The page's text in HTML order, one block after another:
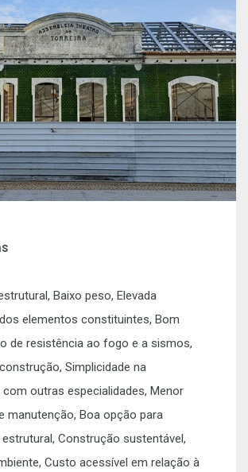
Baixo peso, Elevada
elementos constituintes, Bom
de resistência ao fogo e a sismos,
Simplicidade na
outras especialidades, Menor
manutenção, Boa opção para
Construção sustentável,
Custo acessível em relação à